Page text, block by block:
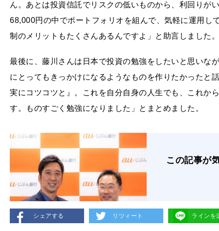
ん。あとは投資信託でリスクの低いものから、利回りが
68,000円の中でポートフォリオを組んで、気軽に運用し
制のメリットもたくさんあるんですよ」と助言しました。
最後に、藤川さんは日本で投資の勉強をしたいと思いな
にとってもきっかけになるようなものを作りたかったと
実にコツコツと』。これを自分自身の人生でも、これか
す。ものすごく勉強になりました」とまとめました。
この記事が
シェアする リツィート ラインを